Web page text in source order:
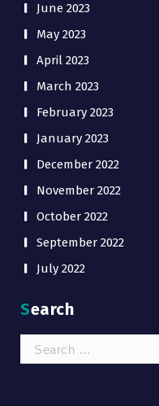
June 2023
May 2023
April 2023
March 2023
February 2023
January 2023
December 2022
November 2022
October 2022
September 2022
July 2022
Search
Search
for: